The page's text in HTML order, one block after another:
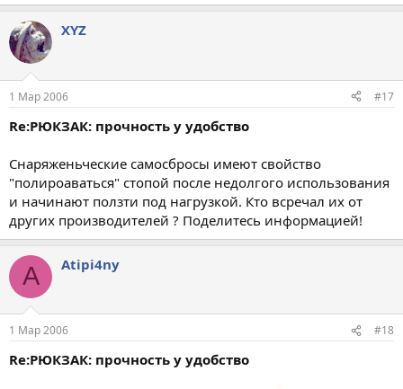
XYZ
1 Мар 2006 #17
Re:РЮКЗАК: прочность у удобство
Снаряженьческие самосбросы имеют свойство
"полироаваться" стопой после недолгого использования
и начинают ползти под нагрузкой. Кто всречал их от
других производителей ? Поделитесь информацией!
A Atipi4ny
1 Мар 2006 #18
Re:РЮКЗАК: прочность у удобство